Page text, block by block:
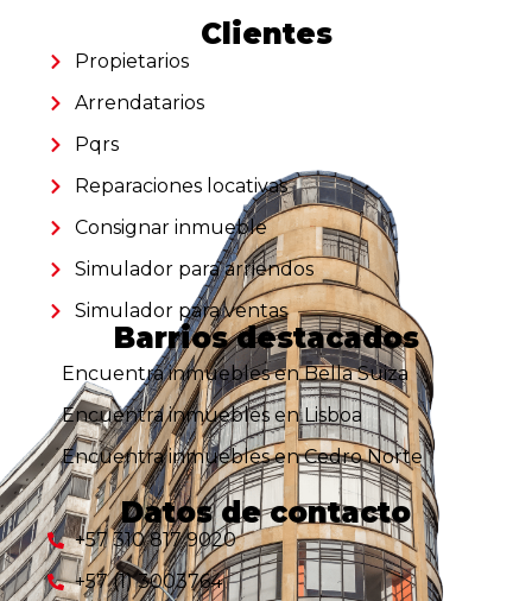
Clientes
Propietarios
Arrendatarios
Pqrs
Reparaciones locativas
Consignar inmueble
Simulador para arriendos
Simulador para ventas
Barrios destacados
Encuentra inmuebles en Bella Suiza
Encuentra inmuebles en Lisboa
Encuentra inmuebles en Cedro Norte
Datos de contacto
+57 310 817 9020
+57 (1) 3003764